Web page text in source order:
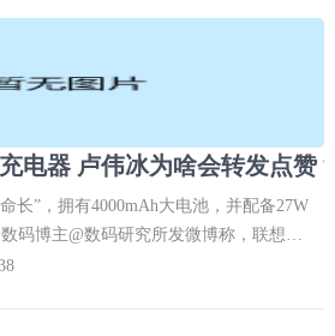
电器 卢伟冰为啥会转发点赞
长”，拥有4000mAh大电池，并配备27W
码博主@数码研究所发微博称，联想
手机本身只支持18W快充，并放出与联想